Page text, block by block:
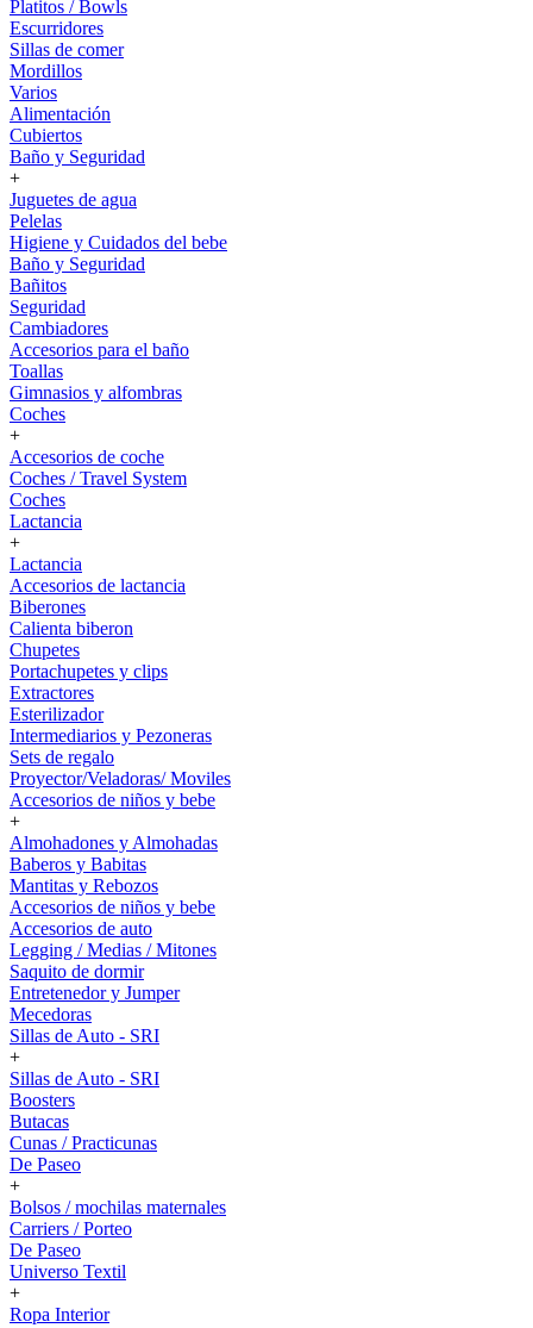
Platitos / Bowls
Escurridores
Sillas de comer
Mordillos
Varios
Alimentación
Cubiertos
Baño y Seguridad
+
Juguetes de agua
Pelelas
Higiene y Cuidados del bebe
Baño y Seguridad
Bañitos
Seguridad
Cambiadores
Accesorios para el baño
Toallas
Gimnasios y alfombras
Coches
+
Accesorios de coche
Coches / Travel System
Coches
Lactancia
+
Lactancia
Accesorios de lactancia
Biberones
Calienta biberon
Chupetes
Portachupetes y clips
Extractores
Esterilizador
Intermediarios y Pezoneras
Sets de regalo
Proyector/Veladoras/ Moviles
Accesorios de niños y bebe
+
Almohadones y Almohadas
Baberos y Babitas
Mantitas y Rebozos
Accesorios de niños y bebe
Accesorios de auto
Legging / Medias / Mitones
Saquito de dormir
Entretenedor y Jumper
Mecedoras
Sillas de Auto - SRI
+
Sillas de Auto - SRI
Boosters
Butacas
Cunas / Practicunas
De Paseo
+
Bolsos / mochilas maternales
Carriers / Porteo
De Paseo
Universo Textil
+
Ropa Interior